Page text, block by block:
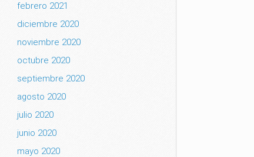
febrero 2021
diciembre 2020
noviembre 2020
octubre 2020
septiembre 2020
agosto 2020
julio 2020
junio 2020
mayo 2020